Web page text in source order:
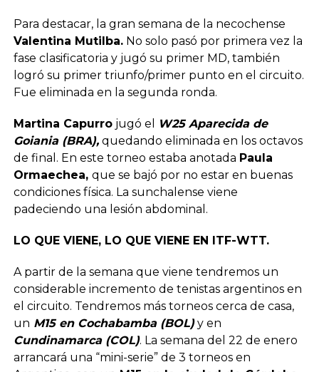
Para destacar, la gran semana de la necochense
Valentina Mutilba.No solo pasó por primera vez la
fase clasificatoria y jugó su primer MD, también
logró su primer triunfo/primer punto en el circuito.
Fue eliminada en la segunda ronda.
Martina Capurrojugó el
W25 Aparecida de
Goiania (BRA),quedando eliminada en los octavos
de final. En este torneo estaba anotada Paula
Ormaechea, que se bajó por no estar en buenas
condiciones física. La sunchalense viene
padeciendo una lesión abdominal.
LO QUE VIENE, LO QUE VIENE EN ITF-WTT.
A partir de la semana que viene tendremos un
considerable incremento de tenistas argentinos en
el circuito. Tendremos más torneos cerca de casa,
un M15 en Cochabamba (BOL)y en
Cundinamarca (COL). La semana del 22 de enero
arrancará una “mini-serie” de 3 torneos en